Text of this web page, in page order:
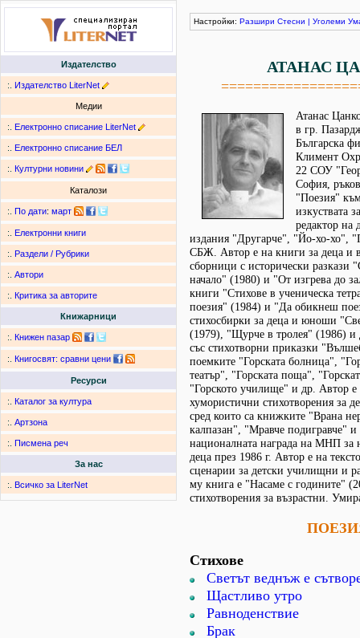
Издателство
:. Издателство LiterNet
Медии
:. Електронно списание LiterNet
:. Електронно списание БЕЛ
:. Културни новини
Каталози
:. По дати: март
:. Електронни книги
:. Раздели / Рубрики
:. Автори
:. Критика за авторите
Книжарници
:. Книжен пазар
:. Книгосвят: сравни цени
Ресурси
:. Каталог за култура
:. Артзона
:. Писмена реч
За нас
:. Всичко за LiterNet
Настройки: Разшири Стесни | Уголеми
АТАНАС
Атанас
в гр.
Българска
Климент
22 СОУ
София,
"Поезия"
изкуствата
редактор на
издания "Другарче", "Йо-хо-хо",
СБЖ. Автор е на книги за деца и
сборници с исторически разкази
начало" (1980) и "От изгрева до
книги "Стихове в ученическа
поезия" (1984) и "Да обикнеш
стихосбирки за деца и юноши
(1979), "Щурче в тролея" (1986) и
със стихотворни приказки
поемките "Горската болница",
театър", "Горската поща",
"Горското училище" и др. Автор е
хумористични стихотворения за
сред които са книжките "Врана
калпазан", "Мравче подигравче"
националната награда на МНП за
деца през 1986 г. Автор е на
сценарии за детски училищни и
му книга е "Насаме с годините"
стихотворения за възрастни.
Стихове
Светът веднъж е
Щастливо утро
Равноденствие
Брак